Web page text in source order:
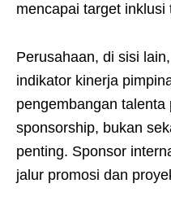
mencapai target inklusi
Perusahaan, di sisi
indikator kinerja
pengembangan
sponsorship, bukan
penting. Sponsor
jalur promosi dan